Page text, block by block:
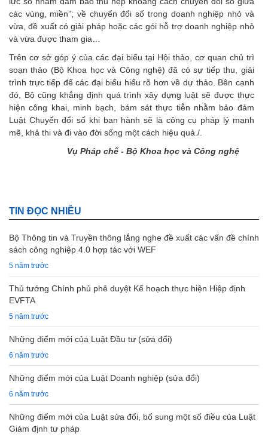
các vùng, miền”; về chuyển đổi số trong doanh nghiệp nhỏ và
vừa, đề xuất có giải pháp hoặc các gói hỗ trợ doanh nghiệp nhỏ
và vừa được tham gia…
Trên cơ sở góp ý của các đại biểu tại Hội thảo, cơ quan chủ trì
soạn thảo (Bộ Khoa học và Công nghệ) đã có sự tiếp thu, giải
trình trực tiếp để các đại biểu hiểu rõ hơn về dự thảo. Bên cạnh
đó, Bộ cũng khẳng định quá trình xây dựng luật sẽ được thực
hiện công khai, minh bạch, bám sát thực tiễn nhằm bảo đảm
Luật Chuyển đổi số khi ban hành sẽ là công cụ pháp lý mạnh
mẽ, khả thi và đi vào đời sống một cách hiệu quả./.
Vụ Pháp chế - Bộ Khoa học và Công nghệ
TIN ĐỌC NHIỀU
Bộ Thông tin và Truyền thông lắng nghe đề xuất các vấn đề chính
sách công nghiệp 4.0 hợp tác với WEF
5 năm trước
Thủ tướng Chính phủ phê duyệt Kế hoạch thực hiện Hiệp định
EVFTA
5 năm trước
Những điểm mới của Luật Đầu tư (sửa đổi)
6 năm trước
Những điểm mới của Luật Doanh nghiệp (sửa đổi)
6 năm trước
Những điểm mới của Luật sửa đổi, bổ sung một số điều của Luật
Giám định tư pháp